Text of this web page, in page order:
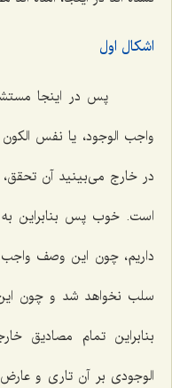
اشكال اول
پس در اینجا
واجب الوجود، یا نفس
در خارج مى‌بینید آن
است. خوب پس بنابراین به
داریم، چون این وصف واجب
سلب نخواهد شد و چون
بنابراین تمام
الوجودى بر آن تارى و